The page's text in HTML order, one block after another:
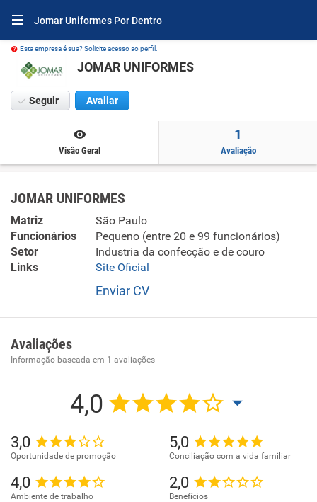
Jomar Uniformes Por Dentro
Esta empresa é sua? Solicite acesso ao perfil.
JOMAR UNIFORMES
Seguir Avaliar
Visão Geral
1
Avaliação
JOMAR UNIFORMES
Matriz
São Paulo
Funcionários
Pequeno (entre 20 e 99 funcionários)
Setor
Industria da confecção e de couro
Links
Site Oficial
Enviar CV
- Confecção de roupas profissionais, exceto sob medida.
Avaliações
Informação baseada em 1 avaliações
4,0
3,0
Oportunidade de promoção
5,0
Conciliação com a vida familiar
4,0
Ambiente de trabalho
2,0
Benefícios